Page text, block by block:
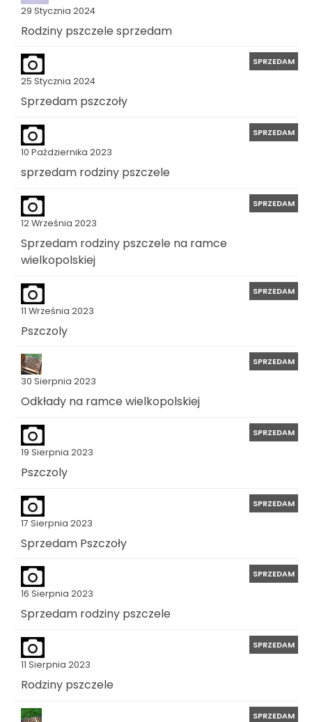
29 Stycznia 2024
Rodziny pszczele sprzedam
25 Stycznia 2024
SPRZEDAM
Sprzedam pszczoły
10 Października 2023
SPRZEDAM
sprzedam rodziny pszczele
12 Września 2023
SPRZEDAM
Sprzedam rodziny pszczele na ramce
wielkopolskiej
11 Września 2023
SPRZEDAM
Pszczoly
30 Sierpnia 2023
SPRZEDAM
Odkłady na ramce wielkopolskiej
19 Sierpnia 2023
SPRZEDAM
Pszczoly
17 Sierpnia 2023
SPRZEDAM
Sprzedam Pszczoły
16 Sierpnia 2023
SPRZEDAM
Sprzedam rodziny pszczele
11 Sierpnia 2023
SPRZEDAM
Rodziny pszczele
SPRZEDAM